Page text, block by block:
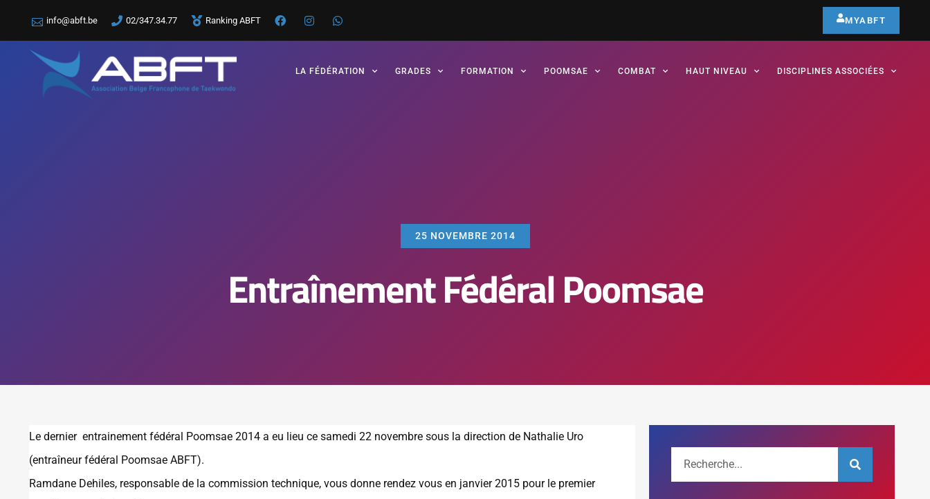
info@abft.be 02/347.34.77 Ranking ABFT MYABFT
LA FÉDÉRATION GRADES FORMATION POOMSAE COMBAT HAUT NIVEAU DISCIPLINES ASSOCIÉES
25 NOVEMBRE 2014
Entraînement Fédéral Poomsae
Le dernier entrainement fédéral Poomsae 2014 a eu lieu ce samedi 22 novembre sous la direction de Nathalie Uro
(entraîneur fédéral Poomsae ABFT).
Ramdane Dehiles, responsable de la commission technique, vous donne rendez vous en janvier 2015 pour le premier